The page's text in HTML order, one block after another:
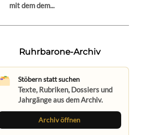
mit dem dem...
Ruhrbarone-Archiv
Stöbern statt suchen
Texte, Rubriken, Dossiers und
Jahrgänge aus dem Archiv.
Archiv öffnen